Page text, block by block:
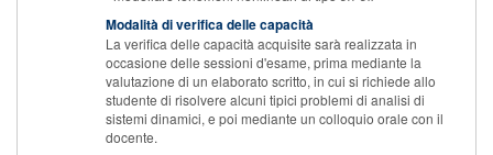
Modalità di verifica delle capacità
La verifica delle capacità acquisite sarà realizzata in
occasione delle sessioni d'esame, prima mediante la
valutazione di un elaborato scritto, in cui si richiede allo
studente di risolvere alcuni tipici problemi di analisi di
sistemi dinamici, e poi mediante un colloquio orale con il
docente.